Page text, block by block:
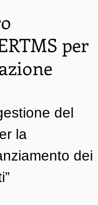
per
del
la
dei